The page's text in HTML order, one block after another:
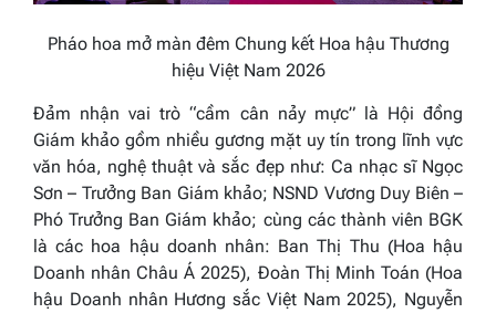
Pháo hoa mở màn đêm Chung kết Hoa hậu Thương
hiệu Việt Nam 2026
Đảm nhận vai trò “cầm cân nảy mực” là Hội đồng
Giám khảo gồm nhiều gương mặt uy tín trong lĩnh vực
văn hóa, nghệ thuật và sắc đẹp như: Ca nhạc sĩ Ngọc
Sơn – Trưởng Ban Giám khảo; NSND Vương Duy Biên –
Phó Trưởng Ban Giám khảo; cùng các thành viên BGK
là các hoa hậu doanh nhân: Ban Thị Thu (Hoa hậu
Doanh nhân Châu Á 2025), Đoàn Thị Minh Toán (Hoa
hậu Doanh nhân Hương sắc Việt Nam 2025), Nguyễn